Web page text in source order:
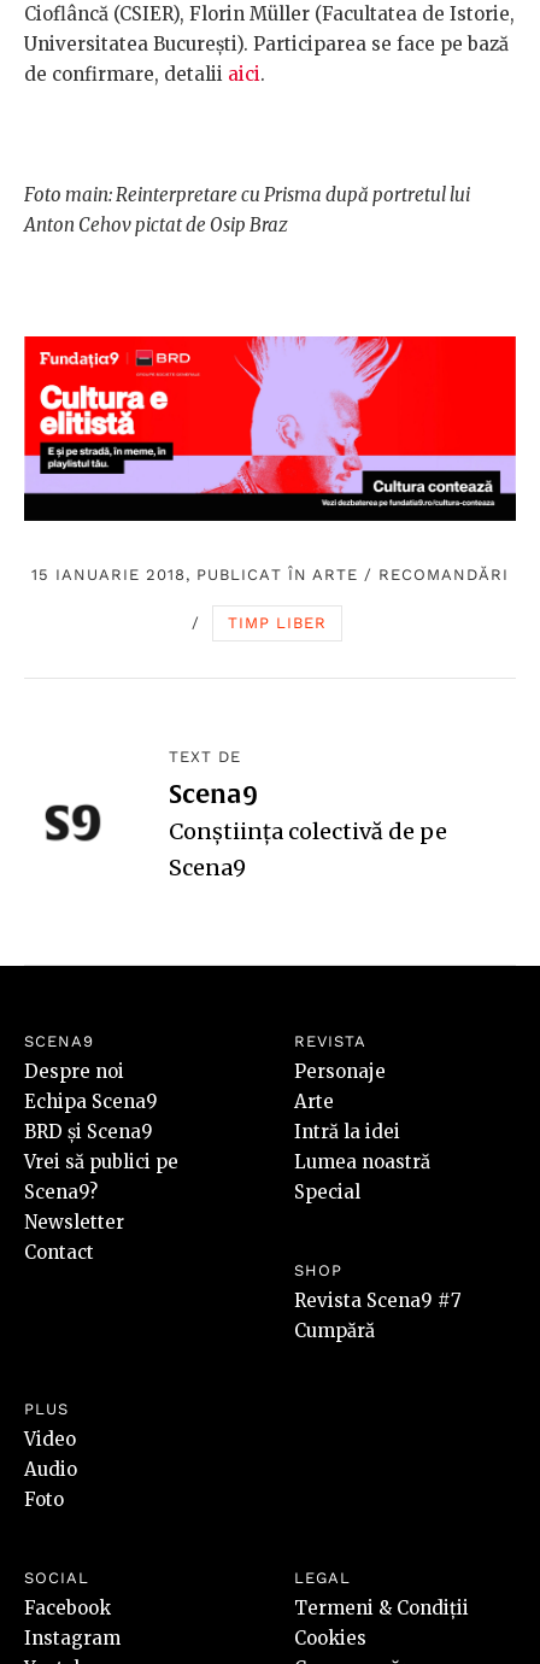
Cioflâncă (CSIER), Florin Müller (Facultatea de Istorie,
Universitatea București). Participarea se face pe bază
de confirmare, detalii aici.
Foto main: Reinterpretare cu Prisma după portretul lui
Anton Cehov pictat de Osip Braz
15 IANUARIE 2018, PUBLICAT ÎN ARTE / RECOMANDĂRI
/ TIMP LIBER
TEXT DE
Scena9
Conștiința colectivă de pe
Scena9
SCENA9
Despre noi
Echipa Scena9
BRD și Scena9
Vrei să publici pe
Scena9?
Newsletter
Contact
REVISTA
Personaje
Arte
Intră la idei
Lumea noastră
Special
SHOP
Revista Scena9 #7
Cumpără
PLUS
Video
Audio
Foto
SOCIAL
Facebook
Instagram
LEGAL
Termeni & Condiții
Cookies